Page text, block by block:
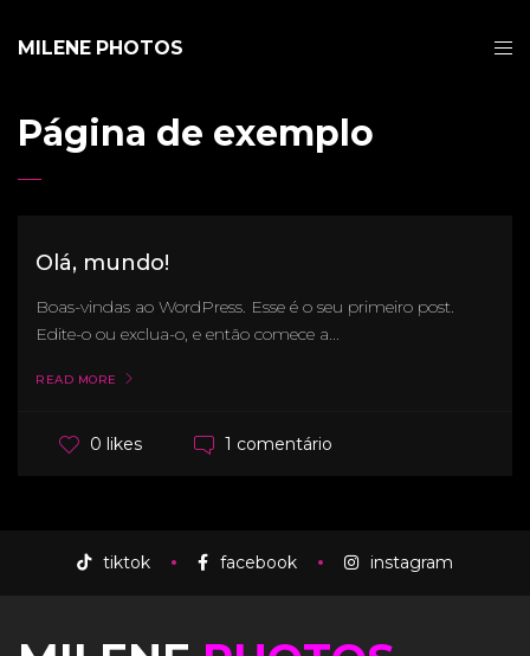
MILENE PHOTOS
Página de exemplo
Olá, mundo!
Boas-vindas ao WordPress. Esse é o seu primeiro post.
Edite-o ou exclua-o, e então comece a...
READ MORE
0 likes 1 comentário
tiktok facebook instagram